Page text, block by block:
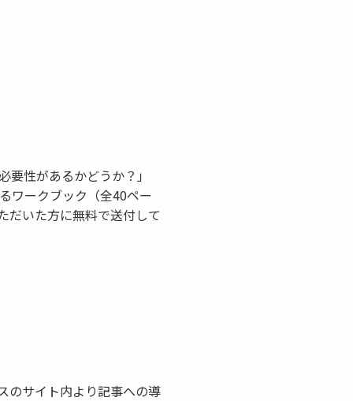
性があるかどうか？」
ワークブック（全40ペー
だいた方に無料で送付して
のサイト内より記事への導